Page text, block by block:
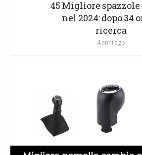
45 Migliore spazzole
nel 2024: dopo 34
ricerca
4 anni ago